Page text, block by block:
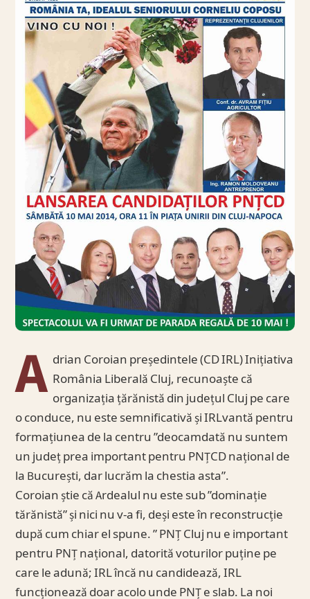
A drian Coroian președintele (CD IRL) Inițiativa
România Liberală Cluj, recunoaște că
organizația țărănistă din județul Cluj pe care
o conduce, nu este semnificativă și IRLvantă pentru
formațiunea de la centru ”deocamdată nu suntem
un județ prea important pentru PNȚCD național de
la București, dar lucrăm la chestia asta”.
Coroian știe că Ardealul nu este sub ”dominație
tărănistă” și nici nu v-a fi, deși este în reconstrucție
după cum chiar el spune. ” PNȚ Cluj nu e important
pentru PNȚ național, datorită voturilor puține pe
care le adună; IRL încă nu candidează, IRL
funcționează doar acolo unde PNȚ e slab. La noi